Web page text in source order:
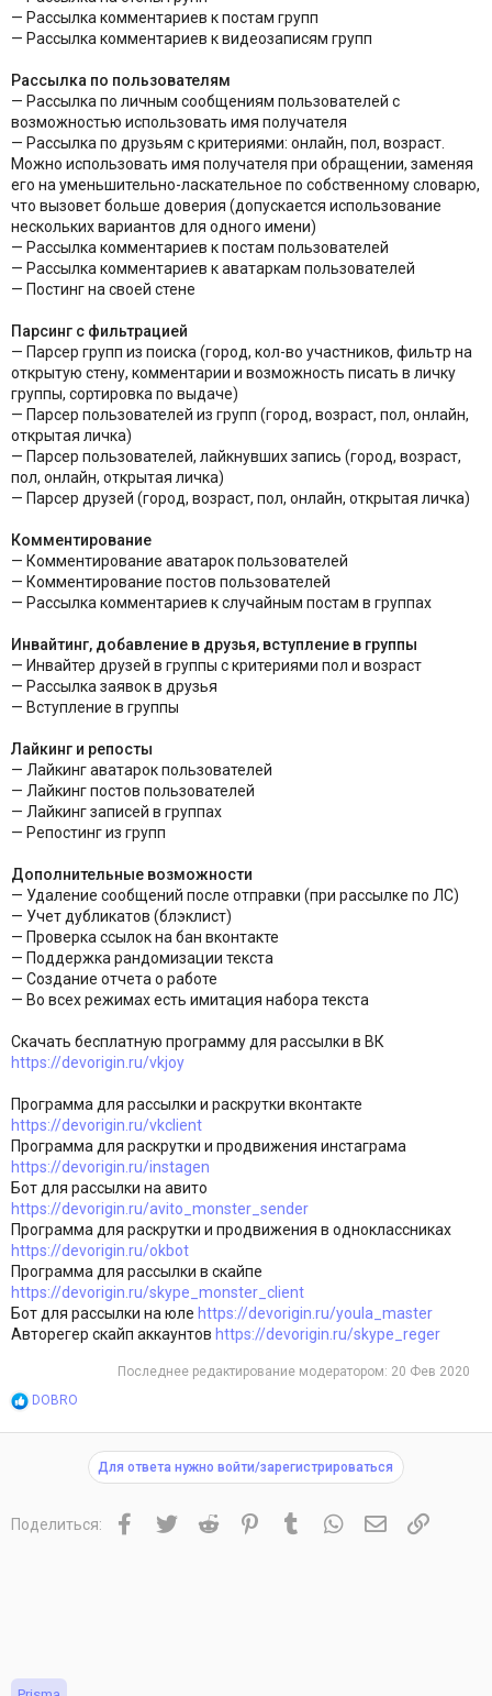
— Рассылка комментариев к постам групп
— Рассылка комментариев к видеозаписям групп
Рассылка по пользователям
— Рассылка по личным сообщениям пользователей с
возможностью использовать имя получателя
— Рассылка по друзьям с критериями: онлайн, пол, возраст.
Можно использовать имя получателя при обращении, заменяя
его на уменьшительно-ласкательное по собственному словарю,
что вызовет больше доверия (допускается использование
нескольких вариантов для одного имени)
— Рассылка комментариев к постам пользователей
— Рассылка комментариев к аватаркам пользователей
— Постинг на своей стене
Парсинг с фильтрацией
— Парсер групп из поиска (город, кол-во участников, фильтр на
открытую стену, комментарии и возможность писать в личку
группы, сортировка по выдаче)
— Парсер пользователей из групп (город, возраст, пол, онлайн,
открытая личка)
— Парсер пользователей, лайкнувших запись (город, возраст,
пол, онлайн, открытая личка)
— Парсер друзей (город, возраст, пол, онлайн, открытая личка)
Комментирование
— Комментирование аватарок пользователей
— Комментирование постов пользователей
— Рассылка комментариев к случайным постам в группах
Инвайтинг, добавление в друзья, вступление в группы
— Инвайтер друзей в группы с критериями пол и возраст
— Рассылка заявок в друзья
— Вступление в группы
Лайкинг и репосты
— Лайкинг аватарок пользователей
— Лайкинг постов пользователей
— Лайкинг записей в группах
— Репостинг из групп
Дополнительные возможности
— Удаление сообщений после отправки (при рассылке по ЛС)
— Учет дубликатов (блэклист)
— Проверка ссылок на бан вконтакте
— Поддержка рандомизации текста
— Создание отчета о работе
— Во всех режимах есть имитация набора текста
Скачать бесплатную программу для рассылки в ВК
https://devorigin.ru/vkjoy
Программа для рассылки и раскрутки вконтакте
https://devorigin.ru/vkclient
Программа для раскрутки и продвижения инстаграма
https://devorigin.ru/instagen
Бот для рассылки на авито
https://devorigin.ru/avito_monster_sender
Программа для раскрутки и продвижения в одноклассниках
https://devorigin.ru/okbot
Программа для рассылки в скайпе
https://devorigin.ru/skype_monster_client
Бот для рассылки на юле https://devorigin.ru/youla_master
Авторегер скайп аккаунтов https://devorigin.ru/skype_reger
Последнее редактирование модератором: 20 Фев 2020
Р
а
:
DOBRO
Для ответа нужно войти/зарегистрироваться
Поделиться: Facebook
TwitterReddit PinterestTumblrWhatsAppЭлектронная
Ссылка